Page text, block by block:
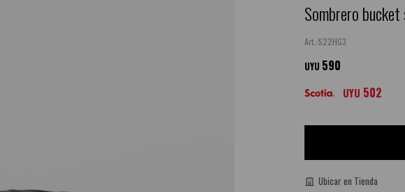
Sombrero
S22HG3
UYU 590
UYU 502
Ubicar en Tienda